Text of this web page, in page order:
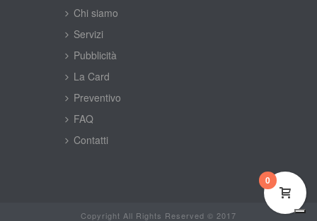
Chi siamo
Servizi
Pubblicità
La Card
Preventivo
FAQ
Contatti
Copyright All Rights Reserved © 2017
0